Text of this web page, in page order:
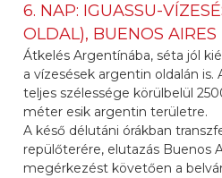
6. NAP: IGUASSU-
OLDAL), BUENOS AIRES
Átkelés Argentínába, séta jól
a vízesések argentin oldalán is.
teljes szélessége körülbelül
méter esik argentin területre.
A késő délutáni órákban
repülőterére, elutazás Buenos
megérkezést követően a